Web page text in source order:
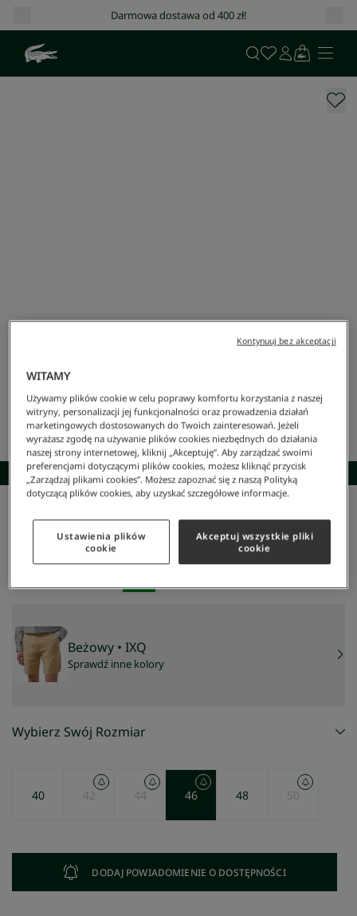
Darmowa dostawa od 400 zł!
SKOMPLETUJ STYLIZACJĘ
Lacoste/Mężczyzna/Odzież/Szorty I Bermudy/Bermudy Męskie
Bermudy męskie
NAJNIŻSZA CENA Z 30 DNI: 489 zł -28
%
Beżowy • IXQ
Sprawdź inne kolory
Wybierz Swój Rozmiar
40 42 44 46 48 50
DODAJ POWIADOMIENIE O DOSTĘPNOŚCI
WITAMY
Używamy plików cookie w celu poprawy komfortu korzystania z naszej
witryny, personalizacji jej funkcjonalności oraz prowadzenia działań
marketingowych dostosowanych do Twoich zainteresowań. Jeżeli
wyrażasz zgodę na używanie plików cookies niezbędnych do działania
naszej strony internetowej, kliknij „Akceptuję”. Aby zarządzać swoimi
preferencjami dotyczącymi plików cookies, możesz kliknąć przycisk
„Zarządzaj plikami cookies”. Możesz zapoznać się z naszą Polityką
dotyczącą plików cookies, aby uzyskać szczegółowe informacje.
Ustawienia plików
cookie
Akceptuj wszystkie pliki
cookie
Kontynuuj bez akceptacji